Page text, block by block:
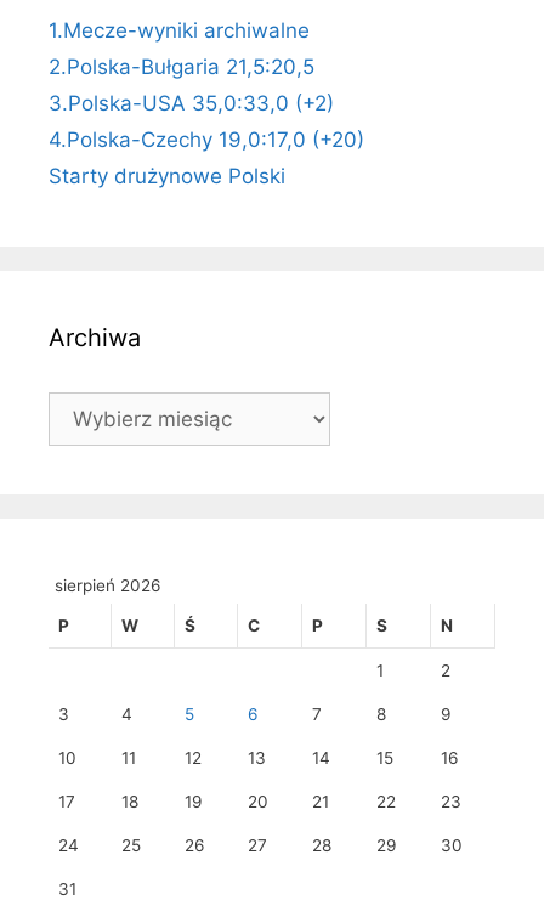
1.Mecze-wyniki archiwalne
2.Polska-Bułgaria 21,5:20,5
3.Polska-USA 35,0:33,0 (+2)
4.Polska-Czechy 19,0:17,0 (+20)
Starty drużynowe Polski
Archiwa
Archiwa
sierpień 2026
P W Ś C P S N
1 2
3 4 5 6 7 8 9
10 11 12 13 14 15 16
17 18 19 20 21 22 23
24 25 26 27 28 29 30
31